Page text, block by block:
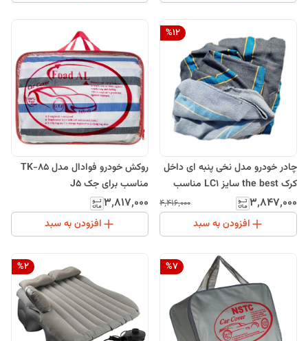
%12
چادر خودرو مدل نخی پنبه ای داخل
کرک the best سایز LC1 مناسب
برای دیگنیتی
۳٬۸۴۷٬۰۰۰ ۴٬۴۱۶٬۰۰۰
افزودن به سبد
روکش خودرو فوادال مدل TK-85
مناسب برای جک J5
۳٬۸۱۷٬۰۰۰
افزودن به سبد
%7
%2